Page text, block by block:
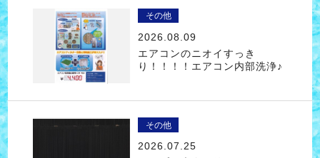
その他
2026.08.09
エアコンのニオイすっき
り！！！！エアコン内部洗浄♪
その他
2026.07.25